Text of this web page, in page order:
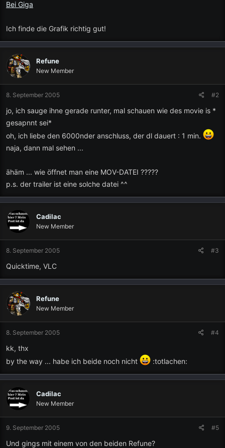
Bei Giga
Ich finde die Grafik richtig gut!
Refune
New Member
8. September 2005 #2
jo, ich sauge ihne gerade runter, mal schauen wie des movie is *
gesapnnt sei*
oh, ich liebe den 6000nder anschluss, der dl dauert : 1 min.
naja, dann mal sehen ...
ähäm ... wie öffnet man eine MOV-DATEI ?????
p.s. der trailer ist eine solche datei ^^
Cadilac
New Member
8. September 2005 #3
Quicktime, VLC
Refune
New Member
8. September 2005 #4
kk, thx
by the way ... habe ich beide noch nicht
:totlachen:
Cadilac
New Member
9. September 2005 #5
Und gings mit einem von den beiden Refune?